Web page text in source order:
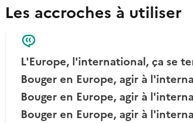
Les accroches à utiliser
L'Europe, l'international, ça se
Bouger en Europe, agir à
Bouger en Europe, agir à
Bouger en Europe, agir à